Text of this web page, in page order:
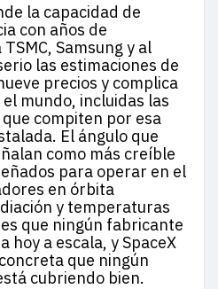
la capacidad de
con años de
Samsung y al
las estimaciones de
precios y complica
mundo, incluidas las
compiten por esa
El ángulo que
como más creíble
para operar en el
en órbita
y temperaturas
que ningún fabricante
hoy a escala, y SpaceX
que ningún
cubriendo bien.